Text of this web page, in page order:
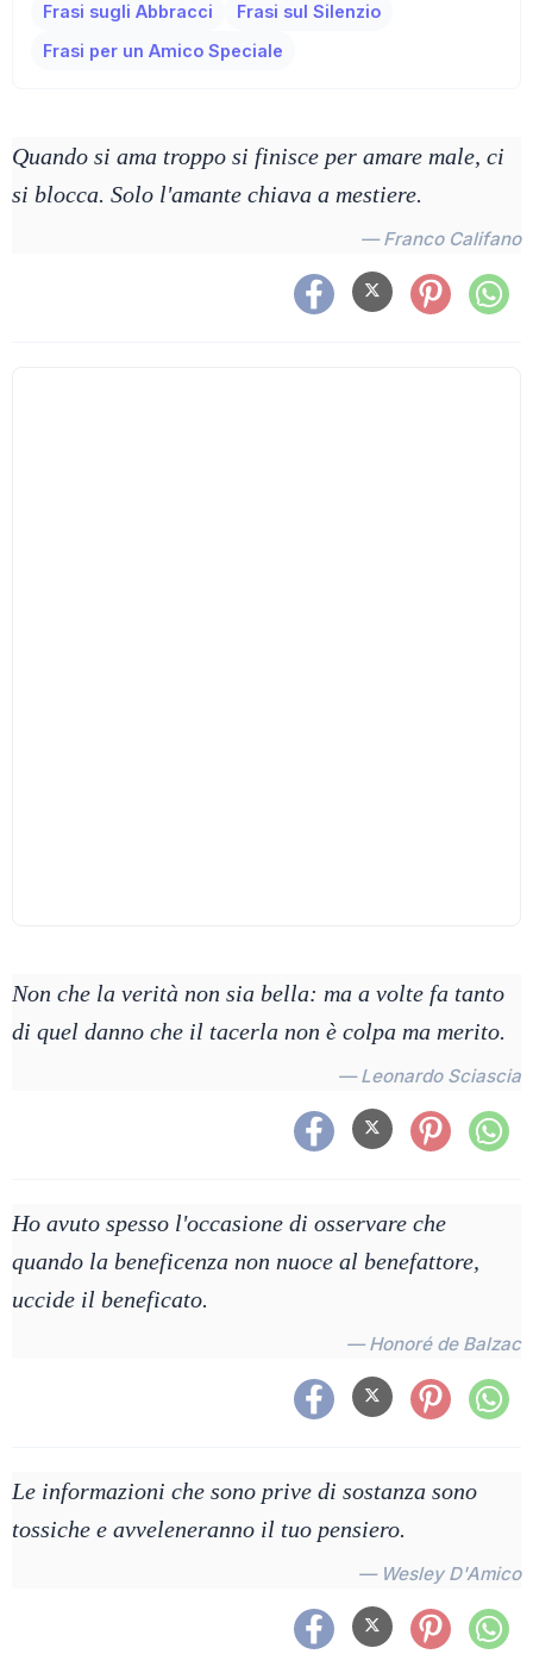
Frasi sugli Abbracci
Frasi sul Silenzio
Frasi per un Amico Speciale
Quando si ama troppo si finisce per amare male, ci
si blocca. Solo l'amante chiava a mestiere.
— Franco Califano
Non che la verità non sia bella: ma a volte fa tanto
di quel danno che il tacerla non è colpa ma merito.
— Leonardo Sciascia
Ho avuto spesso l'occasione di osservare che
quando la beneficenza non nuoce al benefattore,
uccide il beneficato.
— Honoré de Balzac
Le informazioni che sono prive di sostanza sono
tossiche e avveleneranno il tuo pensiero.
— Wesley D'Amico